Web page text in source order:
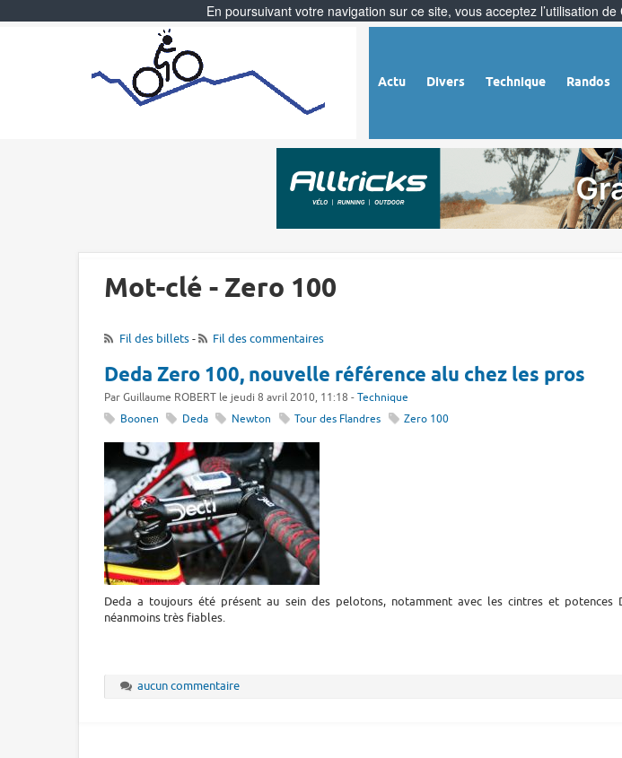
Actu Divers Technique Randos
Mot-clé - Zero 100
Fil des billets- Fil des commentaires
Deda Zero 100, nouvelle référence alu chez les pros
Par Guillaume ROBERT le jeudi 8 avril 2010, 11:18 - Technique
Boonen
Deda Newton Tour des Flandres Zero 100
Deda a toujours été présent au sein des pelotons, notamment avec les cintres et potences
néanmoins très fiables.
aucun commentaire
En poursuivant votre navigation sur ce site, vous acceptez l’utilisation